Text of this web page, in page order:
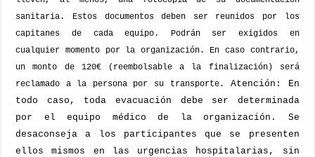
sanitaria. Estos documentos deben ser reunidos por los
capitanes de cada equipo. Podrán ser exigidos en
cualquier momento por la organización. En caso contrario,
un monto de 120€ (reembolsable a la finalización) será
reclamado a la persona por su transporte.
Atención: En
todo caso, toda evacuación debe ser determinada
por el equipo médico de la organización. Se
desaconseja a los participantes que se presenten
ellos mismos en las urgencias hospitalarias, sin